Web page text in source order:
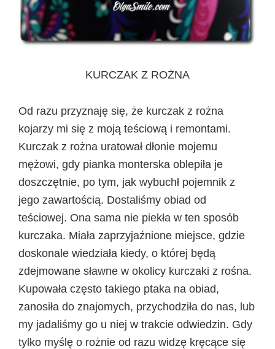
KURCZAK Z ROŻNA
Od razu przyznaję się, że kurczak z rożna
kojarzy mi się z moją teściową i remontami.
Kurczak z rożna uratował dłonie mojemu
mężowi, gdy pianka monterska oblepiła je
doszczętnie, po tym, jak wybuchł pojemnik z
jego zawartością. Dostaliśmy obiad od
teściowej. Ona sama nie piekła w ten sposób
kurczaka. Miała zaprzyjaźnione miejsce, gdzie
doskonale wiedziała kiedy, o której będą
zdejmowane sławne w okolicy kurczaki z rośna.
Kupowała często takiego ptaka na obiad,
zanosiła do znajomych, przychodziła do nas, lub
my jadaliśmy go u niej w trakcie odwiedzin. Gdy
tylko myślę o rożnie od razu widzę kręcące się